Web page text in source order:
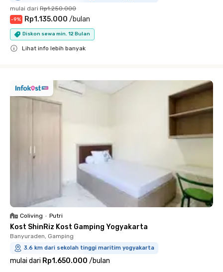
mulai dari Rp1.250.000
-9% Rp1.135.000 /bulan
Diskon sewa min. 12 Bulan
Lihat info lebih banyak
Coliving • Putri
Kost ShinRiz Kost Gamping Yogyakarta
Banyuraden, Gamping
3.6 km dari sekolah tinggi maritim yogyakarta
mulai dari Rp1.650.000 /bulan